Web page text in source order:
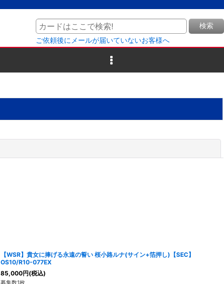
検索
ご依頼後にメールが届いていないお客様へ
【WSR】貴女に捧げる永遠の誓い 桜小路ルナ(サイン+箔押し)【SEC】
OS10/R10-077EX
85,000円(税込)
募集数1枚